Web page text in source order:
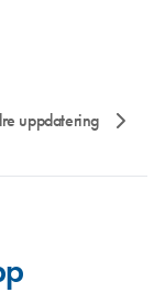
uppdatering